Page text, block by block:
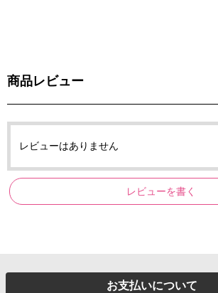
商品レビュー
レビューはありません
レビューを書く
お支払いについて